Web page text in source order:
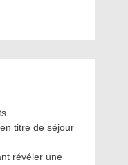
titre de séjour
révéler une